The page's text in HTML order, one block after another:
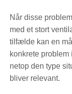
Når disse
med et stort
tilfælde kan en
konkrete problem
netop den type
bliver relevant.